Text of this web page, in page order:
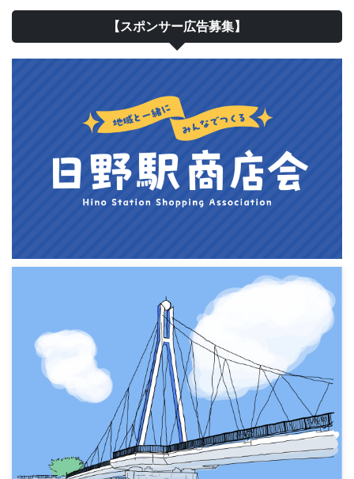
【スポンサー広告募集】